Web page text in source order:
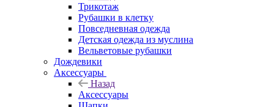
Трикотаж
Рубашки в клетку
Повседневная одежда
Детская одежда из муслина
Вельветовые рубашки
Дождевики
Аксессуары
Назад
Аксессуары